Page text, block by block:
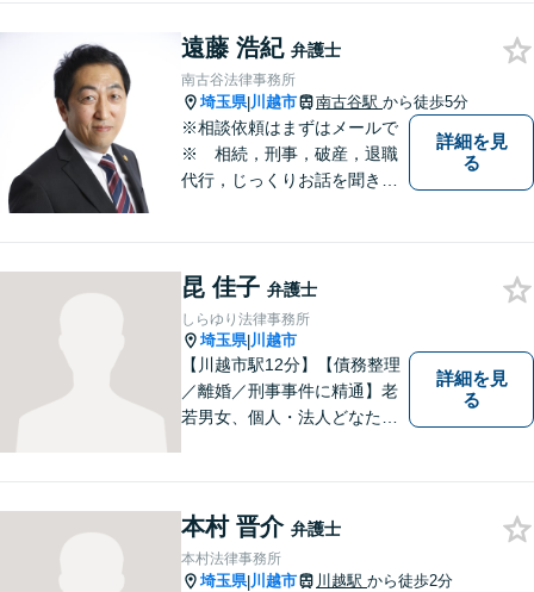
い。
遠藤 浩紀 弁護士
南古谷法律事務所
埼玉県|川越市 南古谷駅 から徒歩5分
※相談依頼はまずはメールで
※ 相続，刑事，破産，退職
代行，じっくりお話を聞き、
で、様々な問題に直面してき
ました。相談だけでもお気軽
にお問合せください。
詳細を見
る
昆 佳子 弁護士
しらゆり法律事務所
埼玉県|川越市
【川越市駅12分】【債務整理
／離婚／刑事事件に精通】老
若男女、個人・法人どなたか
の喜びです。お困りの際はお
早めにご相談ください！【完
全個室対応】
詳細を見
る
本村 晋介 弁護士
本村法律事務所
埼玉県|川越市 川越駅 から徒歩2分